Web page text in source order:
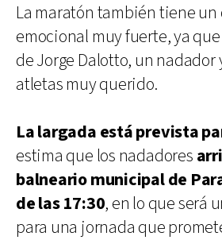
La maratón también tiene
emocional muy fuerte, ya
de Jorge Dalotto, un nadador
atletas muy querido.
La largada está prevista
estima que los nadadores
balneario municipal de
de las 17:30, en lo que será
para una jornada que